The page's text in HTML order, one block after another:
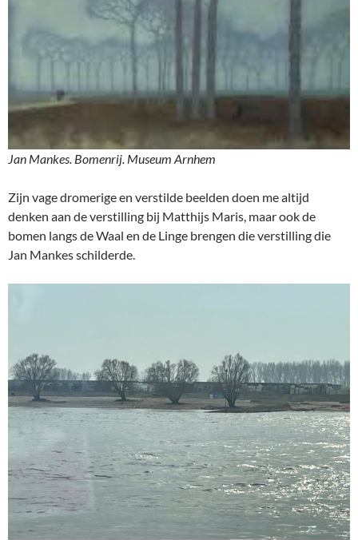
Jan Mankes. Bomenrij. Museum Arnhem
Zijn vage dromerige en verstilde beelden doen me altijd
denken aan de verstilling bij Matthijs Maris, maar ook de
bomen langs de Waal en de Linge brengen die verstilling die
Jan Mankes schilderde.